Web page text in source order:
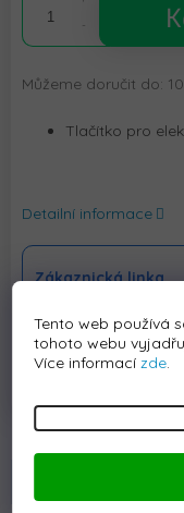
Tento web používá
tohoto webu
Více informací zde
Můžeme doručit do:
Tlačítko pro
Detailní informace
Zákaznická linka